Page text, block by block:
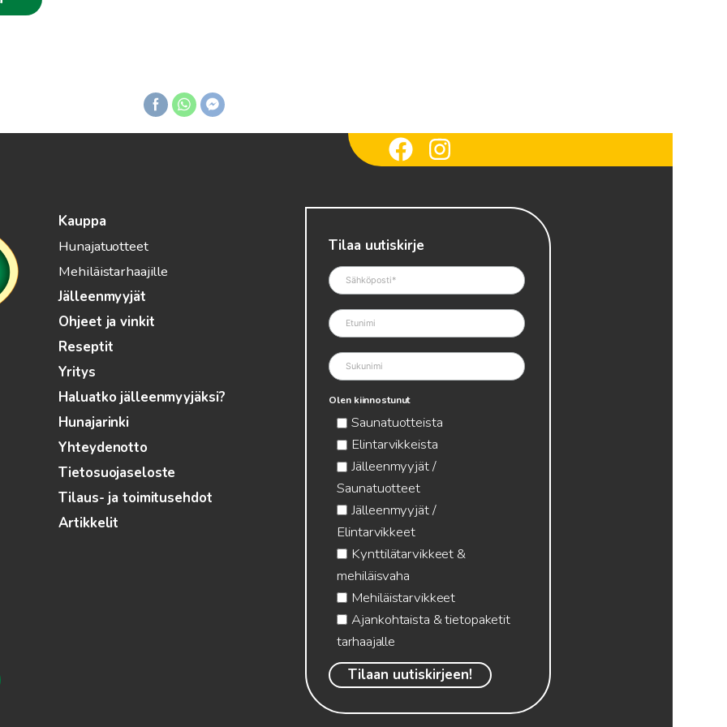
Kauppa
Hunajatuotteet
Mehiläistarhaajille
Jälleenmyyjät
Ohjeet ja vinkit
Reseptit
Yritys
Haluatko jälleenmyyjäksi?
Hunajarinki
Yhteydenotto
Tietosuojaseloste
Tilaus- ja toimitusehdot
Artikkelit
Tilaa uutiskirje
Olen kiinnostunut
Saunatuotteista
Elintarvikkeista
Jälleenmyyjät /
Saunatuotteet
Jälleenmyyjät /
Elintarvikkeet
Kynttilätarvikkeet &
mehiläisvaha
Mehiläistarvikkeet
Ajankohtaista & tietopaketit
tarhaajalle